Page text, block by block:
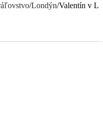
/Londýn/Valentín v